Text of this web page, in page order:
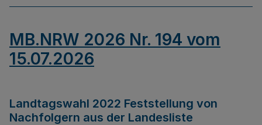
MB.NRW 2026 Nr. 194 vom
15.07.2026
Landtagswahl 2022 Feststellung von
Nachfolgern aus der Landesliste